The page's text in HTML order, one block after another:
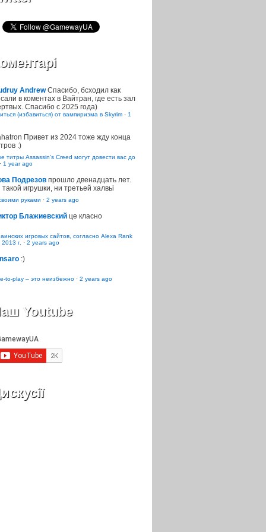
Andrew Спасибо, бсходил как
в коментах в Вайтран, где есть зал
Спасибо с 2025 года)
(избавиться) от вампиризма в Skyrim · 1
Привет из 2024 тоже жду конца
:)
титры Assassin’s Creed могут довести вас до
· 1 year ago
Подрезов прошло двенадцать лет.
такой игрушки, ни третьей халвьі
руками · 2 years ago
Блажиевский це класно
игровых сайтов, согласно Alexa Rank
г. · 2 years ago
:)
to-play – это неизбежно · 2 years ago
Youtube